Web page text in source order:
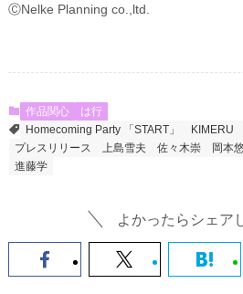
ⒸNelke Planning co.,ltd.
作品関心
は行
Homecoming Party 「START」
KIMERU
プレスリリース
上島雪夫 佐々木崇 岡本
進藤学
よかったらシェア